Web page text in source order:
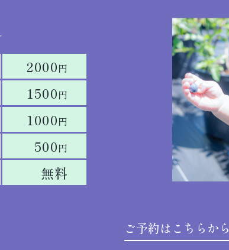
2000円
1500円
1000円
500円
無料
ご予約はこちらから